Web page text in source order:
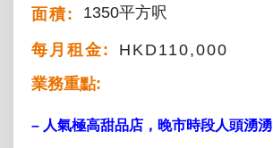
面積:
1350平方呎
每月租金:
HKD110,000
業務重點:
– 人氣極高甜品店 ，晚市時段人頭湧湧